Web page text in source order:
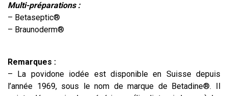
Multi-préparations :
– Betaseptic®
– Braunoderm®
Remarques :
– La povidone iodée est disponible en Suisse depuis
l’année 1969, sous le nom de marque de Betadine®. Il